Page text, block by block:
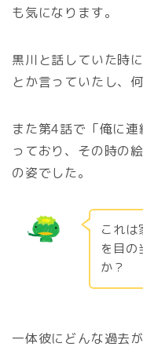
も気になります。
黒川と話していた時
とか言っていたし、
また第4話で「俺に
っており、その時の
の姿でした。
これは
を目の
か？
一体彼にどんな過去が